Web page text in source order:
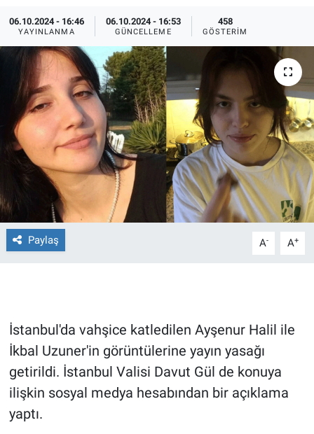
06.10.2024 - 16:46
YAYINLANMA
06.10.2024 - 16:53
GÜNCELLEME
458
GÖSTERIM
Paylaş A- A+
İstanbul'da vahşice katledilen Ayşenur Halil ile
İkbal Uzuner'in görüntülerine yayın yasağı
getirildi. İstanbul Valisi Davut Gül de konuya
ilişkin sosyal medya hesabından bir açıklama
yaptı.
Eğlence
Ekonomi
Forum
Gerçeğin İzinde
Gün Başlıyor
Gündem Özel
Günün görüntüsü
Haber